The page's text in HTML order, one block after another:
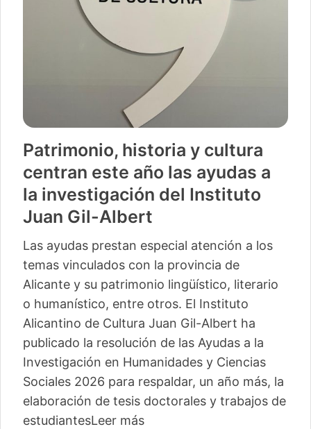
Patrimonio, historia y cultura
centran este año las ayudas a
la investigación del Instituto
Juan Gil-Albert
Las ayudas prestan especial atención a los
temas vinculados con la provincia de
Alicante y su patrimonio lingüístico, literario
o humanístico, entre otros. El Instituto
Alicantino de Cultura Juan Gil-Albert ha
publicado la resolución de las Ayudas a la
Investigación en Humanidades y Ciencias
Sociales 2026 para respaldar, un año más, la
elaboración de tesis doctorales y trabajos de
estudiantesLeer más